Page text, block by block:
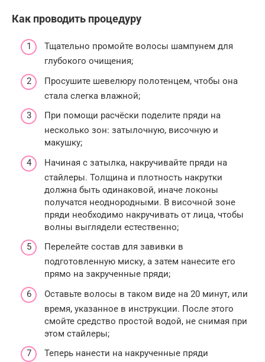
Как проводить процедуру
Тщательно промойте волосы шампунем для
глубокого очищения;
Просушите шевелюру полотенцем, чтобы она
стала слегка влажной;
При помощи расчёски поделите пряди на
несколько зон: затылочную, височную и
макушку;
Начиная с затылка, накручивайте пряди на
стайлеры. Толщина и плотность накрутки
должна быть одинаковой, иначе локоны
получатся неоднородными. В височной зоне
пряди необходимо накручивать от лица, чтобы
волны выглядели естественно;
Перелейте состав для завивки в
подготовленную миску, а затем нанесите его
прямо на закрученные пряди;
Оставьте волосы в таком виде на 20 минут, или
время, указанное в инструкции. После этого
смойте средство простой водой, не снимая при
этом стайлеры;
Теперь нанести на накрученные пряди